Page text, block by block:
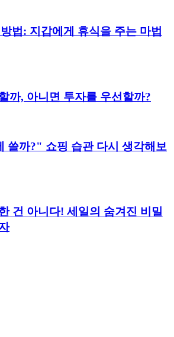
법: 지갑에게 휴식을 주는 마법
까, 아니면 투자를 우선할까?
쓸까?" 쇼핑 습관 다시 생각해보
건 아니다! 세일의 숨겨진 비밀